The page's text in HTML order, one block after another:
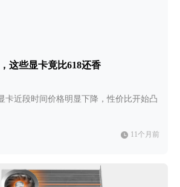
这些显卡竟比618还香
卡近段时间价格明显下降，性价比开始凸
11个月前